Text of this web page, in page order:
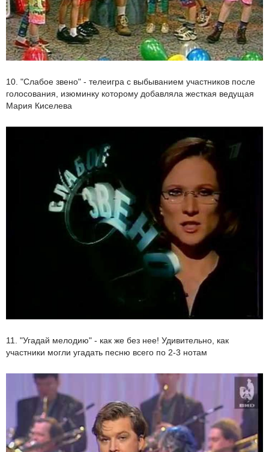
10. "Слабое звено" - телеигра с выбыванием участников после
голосования, изюминку которому добавляла жесткая ведущая
Мария Киселева
11. "Угадай мелодию" - как же без нее! Удивительно, как
участники могли угадать песню всего по 2-3 нотам